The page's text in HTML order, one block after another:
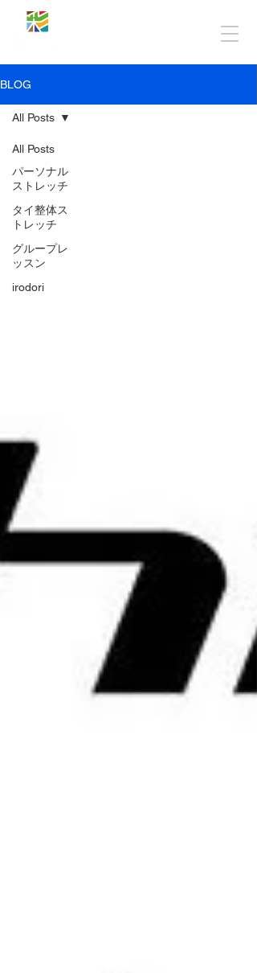
BLOG
All Posts
パーソナル
ストレッチ
タイ整体ス
トレッチ
グループレ
ッスン
irodori
All Posts